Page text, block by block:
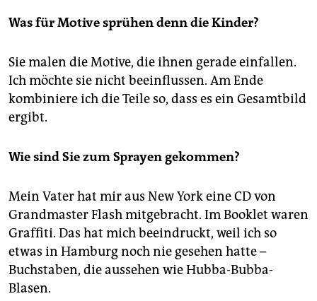
Was für Motive sprühen denn die Kinder?
Sie malen die Motive, die ihnen gerade einfallen.
Ich möchte sie nicht beeinflussen. Am Ende
kombiniere ich die Teile so, dass es ein Gesamtbild
ergibt.
Wie sind Sie zum Sprayen gekommen?
Mein Vater hat mir aus New York eine CD von
Grandmaster Flash mitgebracht. Im Booklet waren
Graffiti. Das hat mich beeindruckt, weil ich so
etwas in Hamburg noch nie gesehen hatte –
Buchstaben, die aussehen wie Hubba-Bubba-
Blasen.